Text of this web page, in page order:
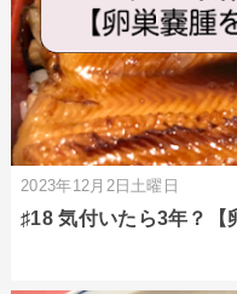
2023年12月2日土曜日
♯18 気付いたら3年？【